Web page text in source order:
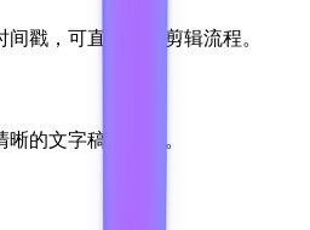
戳，可直接进入剪辑流程。
的文字稿和大纲。